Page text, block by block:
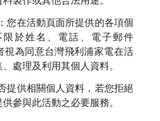
您在活動頁面所提供的各項個
限於姓名、電話、電子郵件
視為同意台灣飛利浦家電在活
處理及利用其個人資料。
提供相關個人資料，若您拒絕
參與此活動之必要服務。